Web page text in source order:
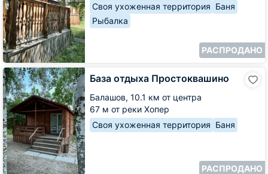
Своя ухоженная территория Баня
Рыбалка
РАСПРОДАНО
База отдыха Простоквашино
Балашов, 10.1 км от центра
67 м от реки Хопер
Своя ухоженная территория Баня
РАСПРОДАНО
База
отдыха
Простоквашино